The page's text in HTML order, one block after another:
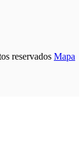
reservados Mapa